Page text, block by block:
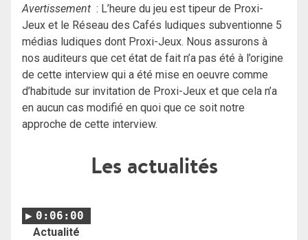
Avertissement : L’heure du jeu est tipeur de Proxi-
Jeux et le Réseau des Cafés ludiques subventionne 5
médias ludiques dont Proxi-Jeux. Nous assurons à
nos auditeurs que cet état de fait n’a pas été à l’origine
de cette interview qui a été mise en oeuvre comme
d’habitude sur invitation de Proxi-Jeux et que cela n’a
en aucun cas modifié en quoi que ce soit notre
approche de cette interview.
Les actualités
0:06:00
Actualité